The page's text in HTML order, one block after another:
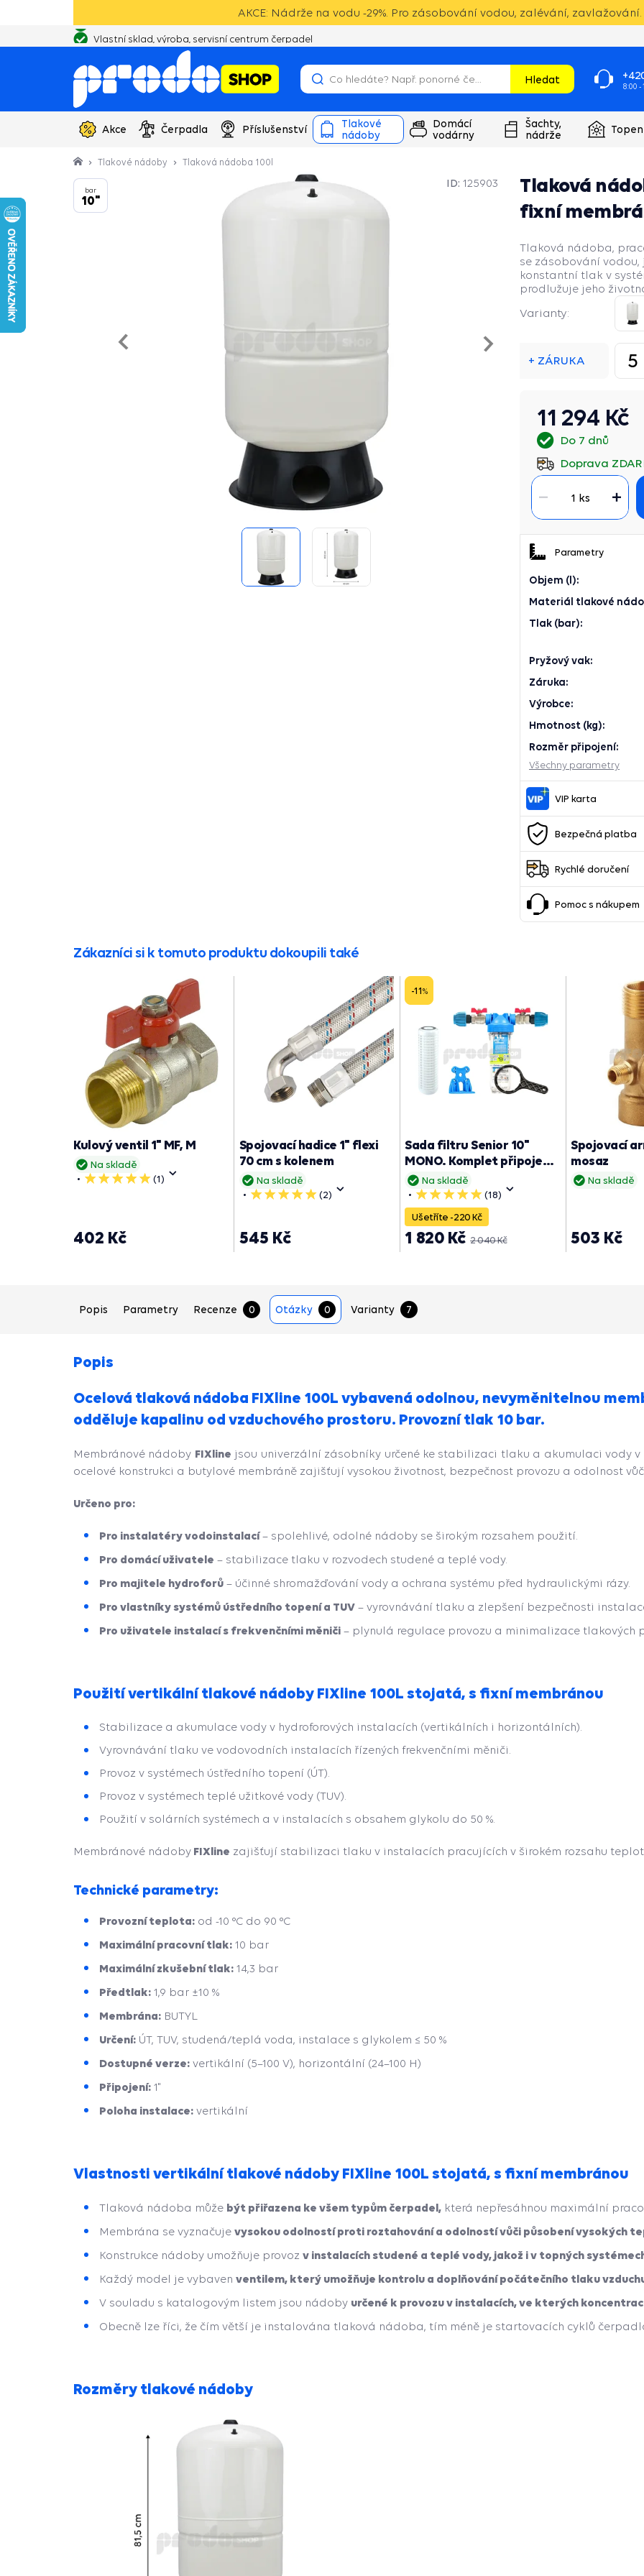
AKCE: Nádrže na vodu -29%. Pro zásobování vodou, zalévání, zavlažování.
Vlastní sklad, výroba, servisní centrum čerpadel
Hledat
8:00 -
Akce Čerpadla Příslušenství
Tlakové
nádoby
Domácí
vodárny
Šachty,
nádrže
Tlakové nádoby Tlaková nádoba 100l
bar
10"
Předchozí Následující
Tlaková
fixní
ID: 125903
Tlaková nádoba,
se zásobování
konstantní tlak v
prodlužuje jeho
+ ZÁRUKA 5
Varianty:
Do 7 dnů
Doprava
11 294 Kč
1 ks
Parametry
Objem (l):
Materiál tlakové
Tlak (bar):
Pryžový vak:
Záruka:
Výrobce:
Hmotnost (kg):
Rozměr připojení:
Všechny parametry
VIP karta
Bezpečná platba
Rychlé doručení
Pomoc s nákupem
Zákazníci si k tomuto produktu dokoupili také
Na skladě
5
(1)
Kulový ventil 1" MF, M
402 Kč
Na skladě
5
(2)
Spojovací hadice 1" flexi
70 cm s kolenem
545 Kč
-11%
Na skladě
5
hvězdiček
(18)
Sada filtru Senior 10"
MONO. Komplet připojení
1". Filtrace nečistot
Ušetříte -220 Kč
2 040 Kč
1 820 Kč
Na skladě
Spojovací
mosaz
503 Kč
Popis Parametry Recenze 0 Otázky 0 Varianty 7
Popis
Ocelová tlaková nádoba FIXline 100L vybavená odolnou, nevyměnitelnou
odděluje kapalinu od vzduchového prostoru. Provozní tlak 10 bar.
Membránové nádoby FIXline jsou univerzální zásobníky určené ke stabilizaci tlaku a akumulaci vody v
ocelové konstrukci a butylové membráně zajišťují vysokou životnost, bezpečnost provozu a odolnost
Určeno pro:
Pro instalatéry vodoinstalací– spolehlivé, odolné nádoby se širokým rozsahem použití.
Pro domácí uživatele – stabilizace tlaku v rozvodech studené a teplé vody.
Pro majitele hydroforů – účinné shromažďování vody a ochrana systému před hydraulickými rázy.
Pro vlastníky systémů ústředního topení a TUV – vyrovnávání tlaku a zlepšení bezpečnosti
Pro uživatele instalací s frekvenčními měniči – plynulá regulace provozu a minimalizace tlakových
Použití vertikální tlakové nádoby FIXline 100L stojatá, s fixní membránou
Stabilizace a akumulace vody v hydroforových instalacích (vertikálních i horizontálních).
Vyrovnávání tlaku ve vodovodních instalacích řízených frekvenčními měniči.
Provoz v systémech ústředního topení (ÚT).
Provoz v systémech teplé užitkové vody (TUV).
Použití v solárních systémech a v instalacích s obsahem glykolu do 50 %.
Membránové nádoby FIXline zajišťují stabilizaci tlaku v instalacích pracujících v širokém rozsahu
Technické parametry:
Provozní teplota: od -10 °C do 90 °C
Maximální pracovní tlak: 10 bar
Maximální zkušební tlak: 14,3 bar
Předtlak: 1,9 bar ±10 %
Membrána: BUTYL
Určení: ÚT, TUV, studená/teplá voda, instalace s glykolem ≤ 50 %
Dostupné verze: vertikální (5–100 V), horizontální (24–100 H)
Připojení: 1"
Poloha instalace: vertikální
Vlastnosti vertikální tlakové nádoby FIXline 100L stojatá, s fixní membránou
Tlaková nádoba může být přiřazena ke všem typům čerpadel, která nepřesáhnou maximální
Membrána se vyznačuje vysokou odolností proti roztahování a odolností vůči působení vysokých
Konstrukce nádoby umožňuje provoz v instalacích studené a teplé vody, jakož i v topných
Každý model je vybaven ventilem, který umožňuje kontrolu a doplňování počátečního tlaku
V souladu s katalogovým listem jsou nádoby určené k provozu v instalacích, ve kterých
Obecně lze říci, že čím větší je instalována tlaková nádoba, tím méně je startovacích cyklů
Rozměry tlakové nádoby